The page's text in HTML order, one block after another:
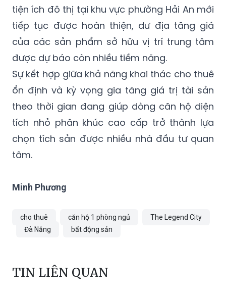
tiện ích đô thị tại khu vực phường Hải An mới
tiếp tục được hoàn thiện, dư địa tăng giá
của các sản phẩm sở hữu vị trí trung tâm
được dự báo còn nhiều tiềm năng.
Sự kết hợp giữa khả năng khai thác cho thuê
ổn định và kỳ vọng gia tăng giá trị tài sản
theo thời gian đang giúp dòng căn hộ diện
tích nhỏ phân khúc cao cấp trở thành lựa
chọn tích sản được nhiều nhà đầu tư quan
tâm.
Minh Phương
cho thuê căn hộ 1 phòng ngủ
The Legend City
Đà Nẵng
bất động sản
TIN LIÊN QUAN